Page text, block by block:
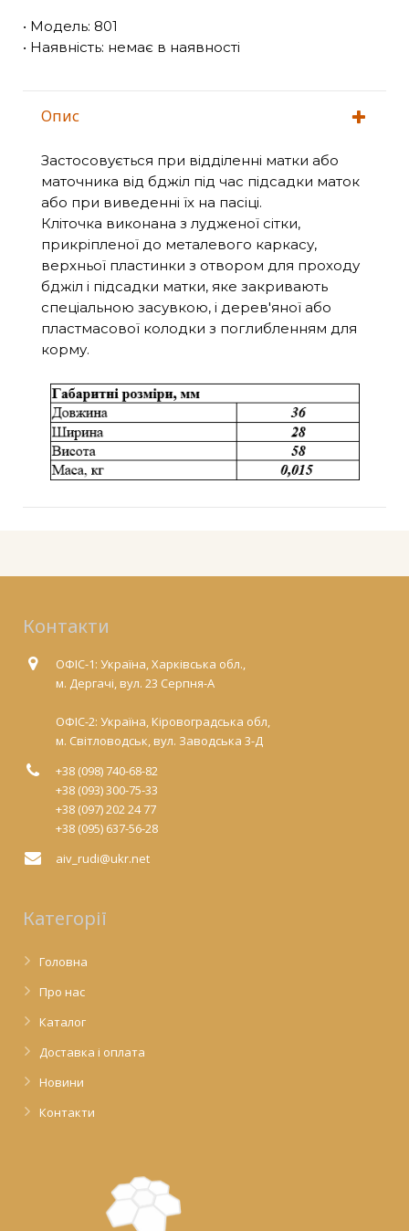
• Модель: 801
• Наявність: немає в наявності
Опис
Застосовується при відділенні матки або
маточника від бджіл під час підсадки маток
або при виведенні їх на пасіці.
Кліточка виконана з лудженої сітки,
прикріпленої до металевого каркасу,
верхньої пластинки з отвором для проходу
бджіл і підсадки матки, яке закривають
спеціальною засувкою, і дерев'яної або
пластмасової колодки з поглибленням для
корму.
Контакти
ОФІС-1: Україна, Харківська обл.,
м. Дергачі, вул. 23 Серпня-А
ОФІС-2: Україна, Кіровоградська обл,
м. Світловодськ, вул. Заводська 3-Д
+38 (098) 740-68-82
+38 (093) 300-75-33
+38 (097) 202 24 77
+38 (095) 637-56-28
aiv_rudi@ukr.net
Категорії
Головна
Про нас
Каталог
Доставка і оплата
Новини
Контакти